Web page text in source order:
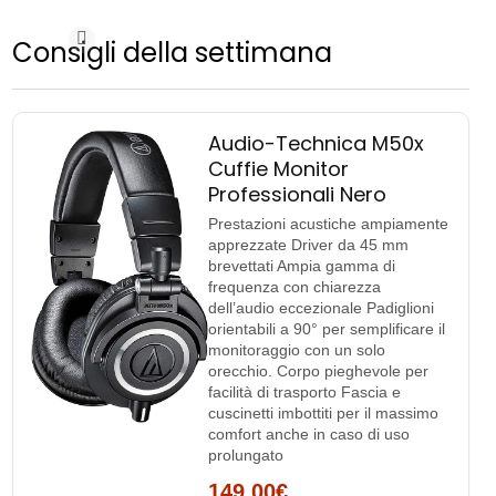
Consigli della settimana
Audio-Technica M50x
Cuffie Monitor
Professionali Nero
Prestazioni acustiche ampiamente
apprezzate Driver da 45 mm
brevettati Ampia gamma di
frequenza con chiarezza
dell’audio eccezionale Padiglioni
orientabili a 90° per semplificare il
monitoraggio con un solo
orecchio. Corpo pieghevole per
facilità di trasporto Fascia e
cuscinetti imbottiti per il massimo
comfort anche in caso di uso
prolungato